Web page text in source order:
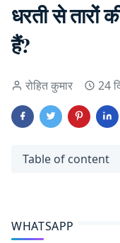
धरती से तारों
हैं?
रोहित कुमार 24
Table of content
WHATSAPP